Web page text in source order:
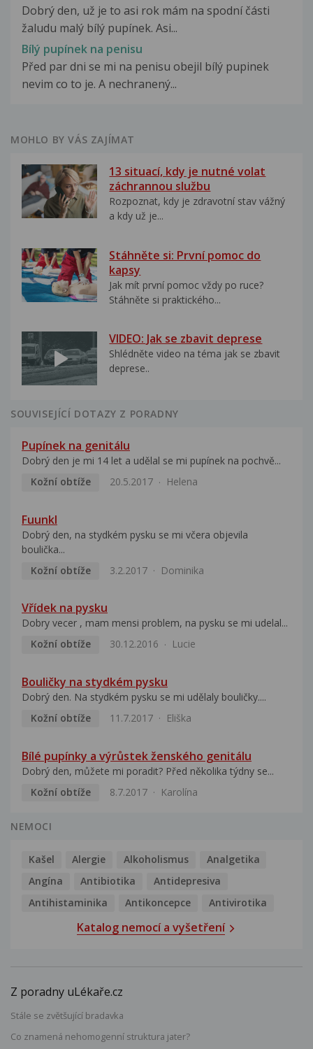
Dobrý den, už je to asi rok mám na spodní části
žaludu malý bílý pupínek. Asi...
Bílý pupínek na penisu
Před par dni se mi na penisu obejil bílý pupinek
nevim co to je. A nechranený...
MOHLO BY VÁS ZAJÍMAT
13 situací, kdy je nutné volat
záchrannou službu
Rozpoznat, kdy je zdravotní stav vážný
a kdy už je...
Stáhněte si: První pomoc do
kapsy
Jak mít první pomoc vždy po ruce?
Stáhněte si praktického...
VIDEO: Jak se zbavit deprese
Shlédněte video na téma jak se zbavit
deprese..
SOUVISEJÍCÍ DOTAZY Z PORADNY
Pupínek na genitálu
Dobrý den je mi 14 let a udělal se mi pupínek na pochvě...
Kožní obtíže
20.5.2017 Helena
Fuunkl
Dobrý den, na stydkém pysku se mi včera objevila
boulička...
Kožní obtíže
3.2.2017 Dominika
Vřídek na pysku
Dobry vecer , mam mensi problem, na pysku se mi udelal...
Kožní obtíže
30.12.2016 Lucie
Bouličky na stydkém pysku
Dobrý den. Na stydkém pysku se mi udělaly bouličky....
Kožní obtíže
11.7.2017 Eliška
Bílé pupínky a výrůstek ženského genitálu
Dobrý den, můžete mi poradit? Před několika týdny se...
Kožní obtíže
8.7.2017 Karolína
NEMOCI
Kašel Alergie Alkoholismus
Analgetika
Angína
Antibiotika
Antidepresiva
Antihistaminika
Antikoncepce Antivirotika
Katalog nemocí a vyšetření
Z poradny uLékaře.cz
Stále se zvětšující bradavka
Co znamená nehomogenní struktura jater?